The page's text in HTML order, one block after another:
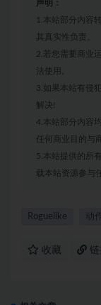
声明：
1.本站部分内容
其真实性负责。
2.若您需要商业
法使用。
3.如果本站有侵
解决!
4.本站部分内容
任何商业目的与
5.本站提供的所
载本站资源参与
Roguelike 动
收藏 链